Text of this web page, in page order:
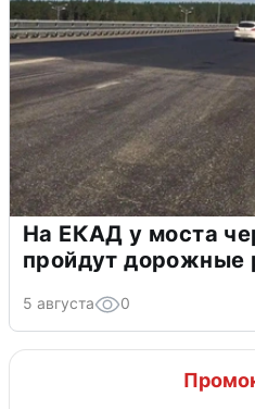
На ЕКАД у моста
пройдут дорожные
5 августа 0